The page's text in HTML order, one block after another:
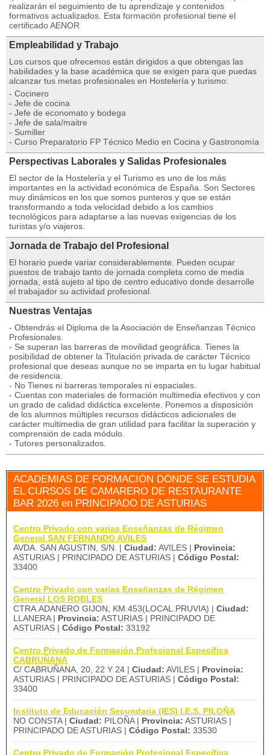
realizarán el seguimiento de tu aprendizaje y contenidos
formativos actualizados. Esta formación profesional tiene el
certificado AENOR
Empleabilidad y Trabajo
Los cursos que ofrecemos están dirigidos a que obtengas las
habilidades y la base académica que se exigen para que puedas
alcanzar tus metas profesionales en Hostelería y turismo:
- Cocinero
- Jefe de cocina
- Jefe de economato y bodega
- Jefe de sala/maitre
- Sumiller
- Curso Preparatorio FP Técnico Medio en Cocina y Gastronomía
Perspectivas Laborales y Salidas Profesionales
El sector de la Hostelería y el Turismo es uno de los más
importantes en la actividad económica de España. Son Sectores
muy dinámicos en los que somos punteros y que se están
transformando a toda velocidad debido a los cambios
tecnológicos para adaptarse a las nuevas exigencias de los
turistas y/o viajeros.
Jornada de Trabajo del Profesional
El horario puede variar considerablemente. Pueden ocupar
puestos de trabajo tanto de jornada completa como de media
jornada, está sujeto al tipo de centro educativo donde desarrolle
el trabajador su actividad profesional.
Nuestras Ventajas
- Obtendrás el Diploma de la Asociación de Enseñanzas Técnico
Profesionales.
- Se superan las barreras de movilidad geográfica. Tienes la
posibilidad de obtener la Titulación privada de carácter Técnico
profesional que deseas aunque no se imparta en tu lugar habitual
de residencia.
- No Tienes ni barreras temporales ni espaciales.
- Cuentas con materiales de formación multimedia efectivos y con
un grado de calidad didáctica excelente. Ponemos a disposición
de los alumnos múltiples recursos didácticos adicionales de
carácter multimedia de gran utilidad para facilitar la superación y
comprensión de cada módulo.
- Tutores personalizados.
ACADEMIAS DE FORMACIÓN DÓNDE SE ESTUDIA
EL CURSOS DE CAMARERO DE RESTAURANTE
BAR 2026 en PRINCIPADO DE ASTURIAS
Centro Privado con varias Enseñanzas de Régimen
General SAN FERNANDO AVILES
AVDA. SAN AGUSTIN, S/N. | Ciudad: AVILES | Provincia:
ASTURIAS | PRINCIPADO DE ASTURIAS | Código Postal:
33400
Centro Privado con varias Enseñanzas de Régimen
General LOS ROBLES
CTRA.ADANERO GIJON, KM.453(LOCAL.PRUVIA) | Ciudad:
LLANERA | Provincia: ASTURIAS | PRINCIPADO DE
ASTURIAS | Código Postal: 33192
Centro Privado de Formación Profesional Específica
CABRUÑANA
C/ CABRUÑANA, 20, 22 Y 24 | Ciudad: AVILES | Provincia:
ASTURIAS | PRINCIPADO DE ASTURIAS | Código Postal:
33400
Instituto de Educación Secundaria (IES) I.E.S. PILOÑA
NO CONSTA | Ciudad: PILOÑA | Provincia: ASTURIAS |
PRINCIPADO DE ASTURIAS | Código Postal: 33530
Centro Privado de Formación Profesional Específica